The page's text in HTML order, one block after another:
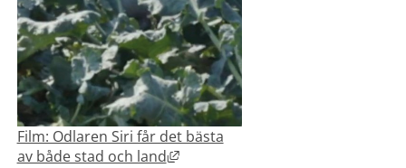
Film: Odlaren Siri får det bästa
av både stad och land
Länk till annan webbplats,